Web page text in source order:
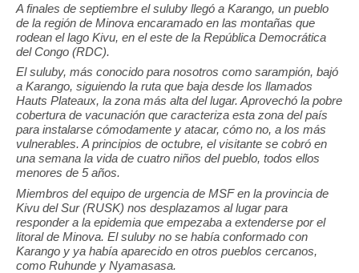
A finales de septiembre el suluby llegó a Karango, un pueblo
de la región de Minova encaramado en las montañas que
rodean el lago Kivu, en el este de la República Democrática
del Congo (RDC).
El suluby, más conocido para nosotros como sarampión, bajó
a Karango, siguiendo la ruta que baja desde los llamados
Hauts Plateaux, la zona más alta del lugar. Aprovechó la pobre
cobertura de vacunación que caracteriza esta zona del país
para instalarse cómodamente y atacar, cómo no, a los más
vulnerables. A principios de octubre, el visitante se cobró en
una semana la vida de cuatro niños del pueblo, todos ellos
menores de 5 años.
Miembros del equipo de urgencia de MSF en la provincia de
Kivu del Sur (RUSK) nos desplazamos al lugar para
responder a la epidemia que empezaba a extenderse por el
litoral de Minova. El suluby no se había conformado con
Karango y ya había aparecido en otros pueblos cercanos,
como Ruhunde y Nyamasasa.